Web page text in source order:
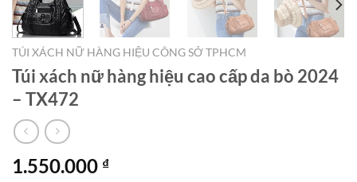
TÚI XÁCH NỮ HÀNG HIỆU CÔNG SỞ TPHCM
Túi xách nữ hàng hiệu cao cấp da bò 2024
– TX472
1.550.000 ₫